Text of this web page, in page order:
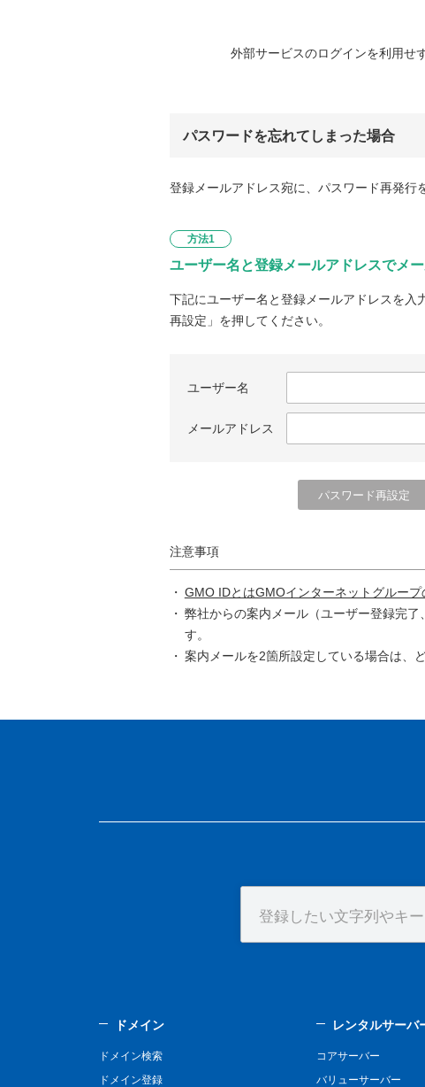
外部サービスのログインを利用せ
パスワードを忘れてしまった場合
登録メールアドレス宛に、パスワード再発行
方法1
ユーザー名と登録メールアドレスでメ
下記にユーザー名と登録メールアドレスを入
再設定」を押してください。
ユーザー名
メールアドレス
注意事項
GMO IDとはGMOインターネットグループ
弊社からの案内メール（ユーザー登録完
す。
案内メールを2箇所設定している場合は、
ドメイン
ドメイン検索
ドメイン登録
レンタルサーバ
コアサーバー
バリューサーバー